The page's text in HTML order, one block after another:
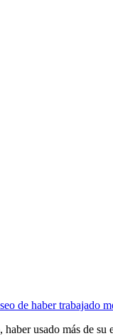
de haber trabajado
usado más de su